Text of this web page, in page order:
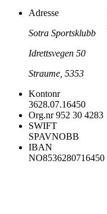
Adresse
Sotra Sportsklubb
Idrettsvegen 50
Straume, 5353
Kontonr
3628.07.16450
Org.nr952 30 4283
SWIFT
SPAVNOBB
IBAN
NO8536280716450